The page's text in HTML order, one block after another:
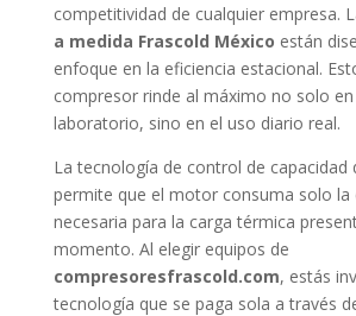
competitividad de cualquier empresa.
a medida Frascold México están
enfoque en la eficiencia estacional.
compresor rinde al máximo no solo
laboratorio, sino en el uso diario real.
La tecnología de control de capacidad
permite que el motor consuma solo la
necesaria para la carga térmica
momento. Al elegir equipos de
compresoresfrascold.com, estás
tecnología que se paga sola a través